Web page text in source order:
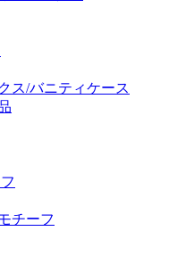
ス/バニティケース
チーフ